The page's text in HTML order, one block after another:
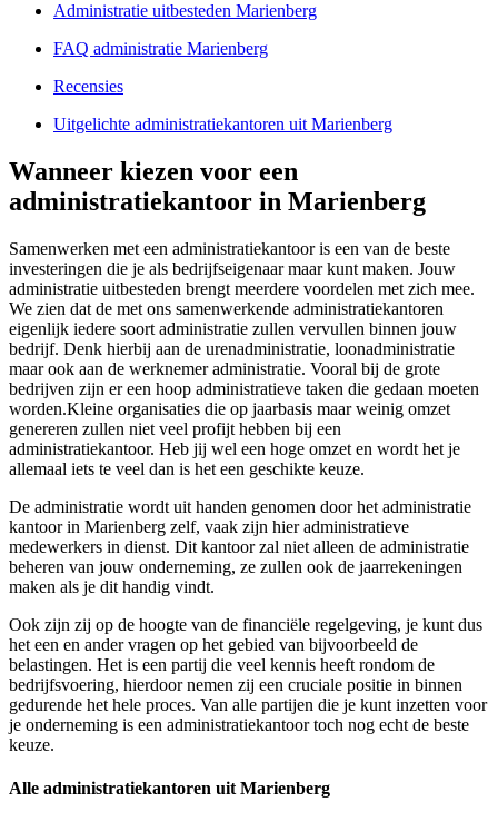
Administratie uitbesteden Marienberg
FAQ administratie Marienberg
Recensies
Uitgelichte administratiekantoren uit Marienberg
Wanneer kiezen voor een
administratiekantoor in Marienberg
Samenwerken met een administratiekantoor is een van de beste
investeringen die je als bedrijfseigenaar maar kunt maken. Jouw
administratie uitbesteden brengt meerdere voordelen met zich mee.
We zien dat de met ons samenwerkende administratiekantoren
eigenlijk iedere soort administratie zullen vervullen binnen jouw
bedrijf. Denk hierbij aan de urenadministratie, loonadministratie
maar ook aan de werknemer administratie. Vooral bij de grote
bedrijven zijn er een hoop administratieve taken die gedaan moeten
worden.Kleine organisaties die op jaarbasis maar weinig omzet
genereren zullen niet veel profijt hebben bij een
administratiekantoor. Heb jij wel een hoge omzet en wordt het je
allemaal iets te veel dan is het een geschikte keuze.
De administratie wordt uit handen genomen door het administratie
kantoor in Marienberg zelf, vaak zijn hier administratieve
medewerkers in dienst. Dit kantoor zal niet alleen de administratie
beheren van jouw onderneming, ze zullen ook de jaarrekeningen
maken als je dit handig vindt.
Ook zijn zij op de hoogte van de financiële regelgeving, je kunt dus
het een en ander vragen op het gebied van bijvoorbeeld de
belastingen. Het is een partij die veel kennis heeft rondom de
bedrijfsvoering, hierdoor nemen zij een cruciale positie in binnen
gedurende het hele proces. Van alle partijen die je kunt inzetten voor
je onderneming is een administratiekantoor toch nog echt de beste
keuze.
Alle administratiekantoren uit Marienberg